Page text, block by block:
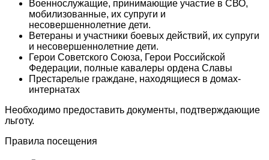
Военнослужащие, принимающие участие в СВО,
мобилизованные, их супруги и
несовершеннолетние дети.
Ветераны и участники боевых действий, их супруги
и несовершеннолетние дети.
Герои Советского Союза, Герои Российской
Федерации, полные кавалеры ордена Славы
Престарелые граждане, находящиеся в домах-
интернатах
Необходимо предоставить документы, подтверждающие
льготу.
Правила посещения